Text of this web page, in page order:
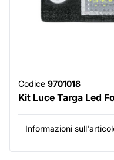
Codice 9701018
Kit Luce Targa Led
Informazioni